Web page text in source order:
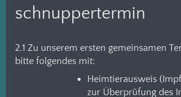
schnuppertermin
2.1 Zu unserem ersten gemeinsamen
bitte folgendes mit:
Heimtierausweis
zur Überprüfung des